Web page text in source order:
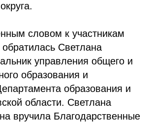
словом к участникам
Светлана
управления общего и
образования и
образования и
области. Светлана
вручила Благодарственные